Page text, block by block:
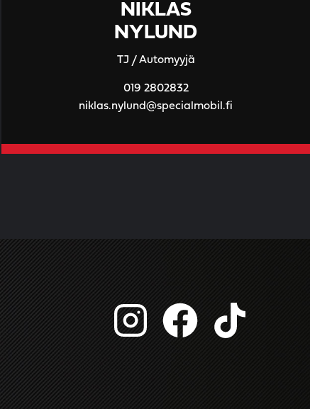
NIKLAS
NYLUND
TJ / Automyyjä
019 2802832
niklas.nylund@specialmobil.fi